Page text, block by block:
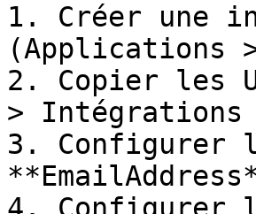
1. Créer une
(Applications
2. Copier les
> Intégrations
3. Configurer